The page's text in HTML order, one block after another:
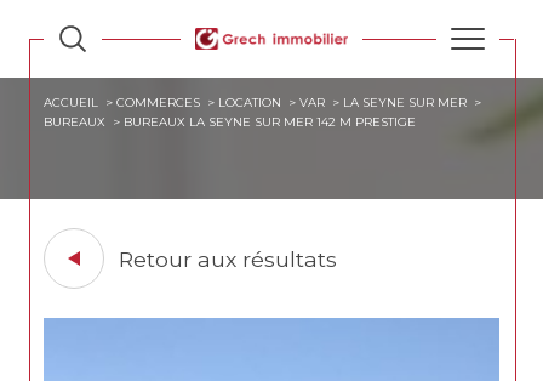
ACCUEIL COMMERCES LOCATION VAR
LA SEYNE SUR MER
BUREAUX
BUREAUX LA SEYNE SUR MER 142 M PRESTIGE
Retour aux résultats